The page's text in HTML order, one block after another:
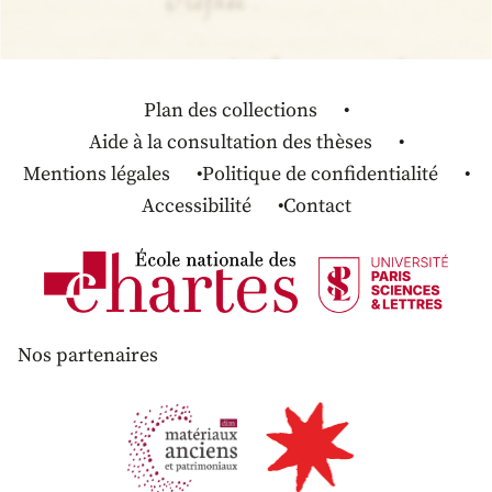
Plan des collections
Aide à la consultation des thèses
Mentions légales
Politique de confidentialité
Accessibilité
Contact
Nos partenaires